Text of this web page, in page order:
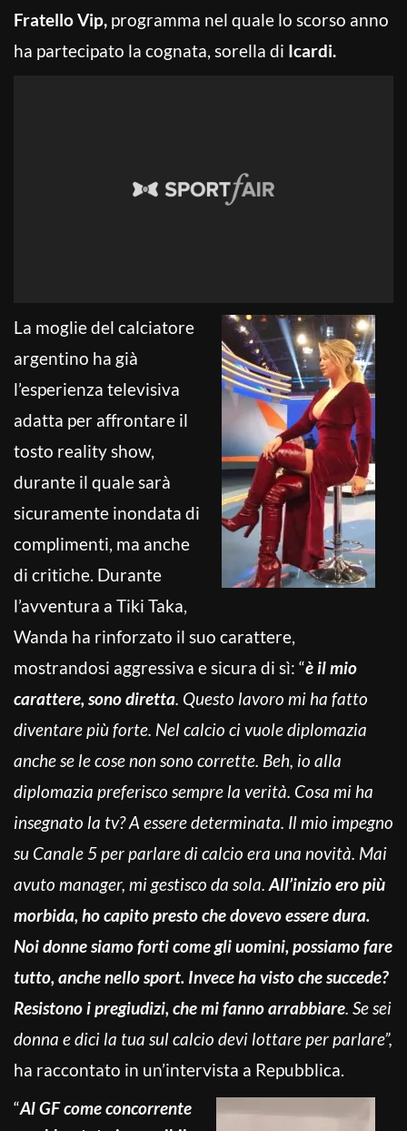
Fratello Vip, programma nel quale lo scorso anno
ha partecipato la cognata, sorella di Icardi.
La moglie del calciatore
argentino ha già
l’esperienza televisiva
adatta per affrontare il
tosto reality show,
durante il quale sarà
sicuramente inondata di
complimenti, ma anche
di critiche. Durante
l’avventura a Tiki Taka,
Wanda ha rinforzato il suo carattere,
mostrandosi aggressiva e sicura di sì: “èil mio
carattere, sono diretta. Questo lavoro mi ha fatto
diventare più forte. Nel calcio ci vuole diplomazia
anche se le cose non sono corrette. Beh, io alla
diplomazia preferisco sempre la verità. Cosa mi ha
insegnato la tv? A essere determinata. Il mio impegno
su Canale 5 per parlare di calcio era una novità. Mai
avuto manager, mi gestisco da sola. All’inizio ero più
morbida, ho capito presto che dovevo essere dura.
Noi donne siamo forti come gli uomini, possiamo fare
tutto, anche nello sport. Invece ha visto che succede?
Resistono i pregiudizi, che mi fanno arrabbiare. Se sei
donna e dici la tua sul calcio devi lottare per parlare”,
ha raccontato in un’intervista a Repubblica.
“Al GF come concorrente